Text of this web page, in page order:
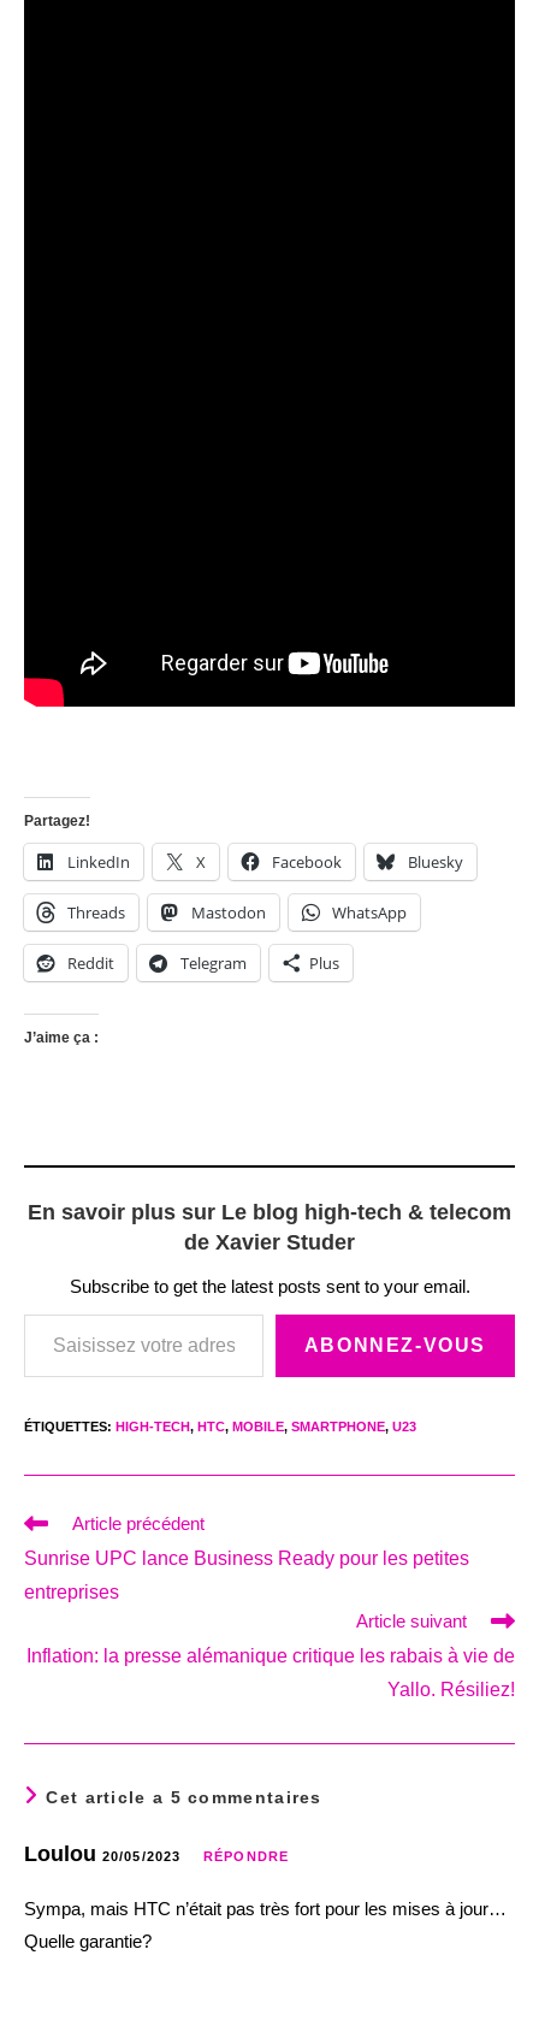
Partagez!
LinkedIn X Facebook Bluesky
Threads Mastodon WhatsApp
Reddit Telegram Plus
J’aime ça :
En savoir plus sur Le blog high-tech & telecom
de Xavier Studer
Subscribe to get the latest posts sent to your email.
Saisissez votre adresse e-mail…
ABONNEZ-VOUS
ÉTIQUETTES: HIGH-TECH, HTC, MOBILE, SMARTPHONE, U23
Read
articles
Article précédent
Sunrise UPC lance Business Ready pour les petites
entreprises
Article suivant
Inflation: la presse alémanique critique les rabais à vie de
Yallo. Résiliez!
Cet article a 5 commentaires
Loulou 20/05/2023 RÉPONDRE
Sympa, mais HTC n’était pas très fort pour les mises à jour…
Quelle garantie?